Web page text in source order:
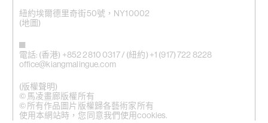
紐約埃爾德里奇街50號，NY10002
(地圖)
電話: (香港) +852 2810 0317 / (紐約) +1 (917) 722 8228
office@kiangmalingue.com
(版權聲明)
© 馬凌畫廊版權所有
© 所有作品圖片版權歸各藝術家所有
使用本網站時，您同意我們使用cookies.